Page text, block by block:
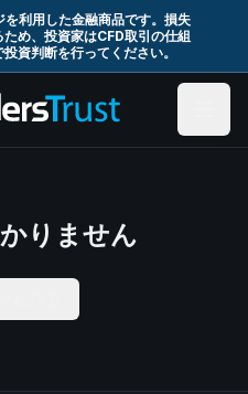
利用した金融商品です。損失
め、投資家はCFD取引の仕組
資判断を行ってください。
りません